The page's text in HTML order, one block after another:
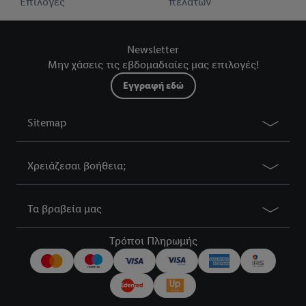
Newsletter
Μην χάσεις τις εβδομαδιαίες μας επιλογές!
Εγγραφή εδώ
Sitemap
Χρειάζεσαι βοήθεια;
Τα βραβεία μας
Τρόποι Πληρωμής